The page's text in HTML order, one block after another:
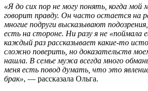
«Я до сих пор не могу понять, когда
говорит правду. Он часто остается на
многие подруги высказывают
есть на стороне. Ни разу я не «поймала
каждый раз рассказывает какие-то
сложно поверить, но доказательств
нашла. В семье мужа всегда много
меня есть повод думать, что это
брак», — рассказала Ольга.